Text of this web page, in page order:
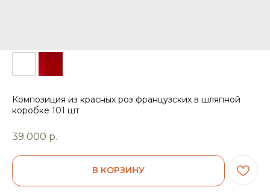
Композиция из красных роз французских в шляпной
коробке 101 шт
39 000 р.
В КОРЗИНУ